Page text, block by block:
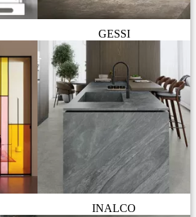
GESSI
INALCO